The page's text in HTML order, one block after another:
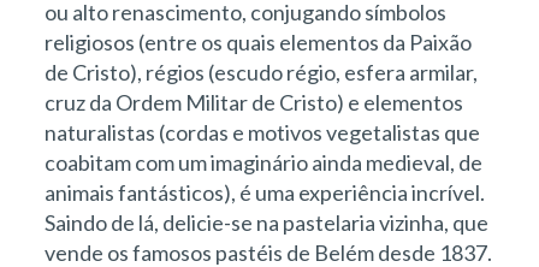
ou alto renascimento, conjugando símbolos
religiosos (entre os quais elementos da Paixão
de Cristo), régios (escudo régio, esfera armilar,
cruz da Ordem Militar de Cristo) e elementos
naturalistas (cordas e motivos vegetalistas que
coabitam com um imaginário ainda medieval, de
animais fantásticos), é uma experiência incrível.
Saindo de lá, delicie-se na pastelaria vizinha, que
vende os famosos pastéis de Belém desde 1837.